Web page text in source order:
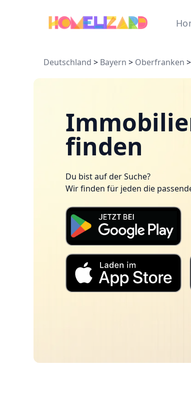
Deutschland > Bayern > Oberfranken >
finden
Du bist auf der Suche?
Wir finden für jeden die